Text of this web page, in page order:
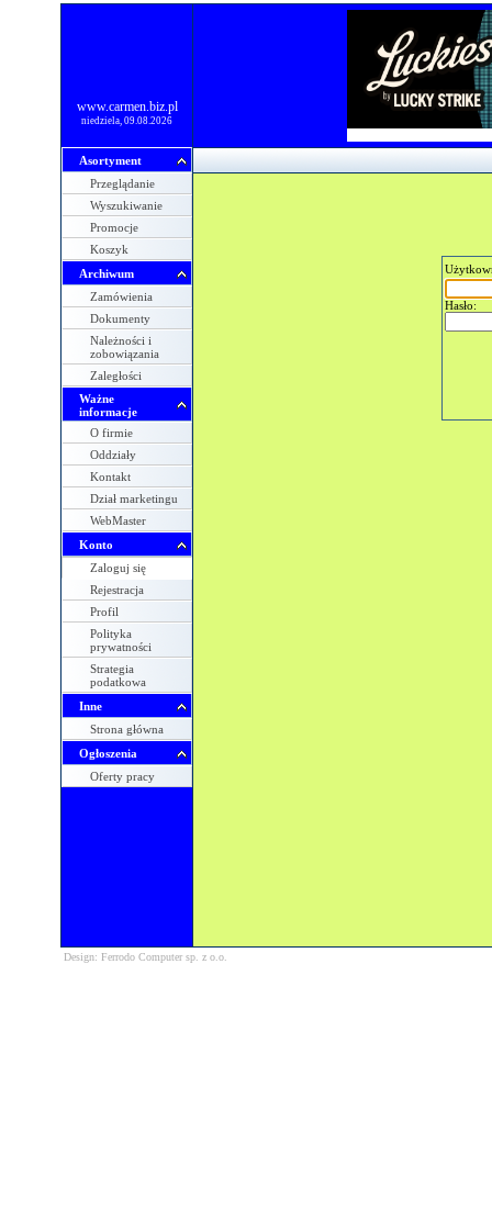
www.carmen.biz.pl
niedziela, 09.08.2026
Asortyment
Przeglądanie
Wyszukiwanie
Promocje
Koszyk
Archiwum
Zamówienia
Dokumenty
Należności i
zobowiązania
Zaległości
Ważne
informacje
O firmie
Oddziały
Kontakt
Dział marketingu
WebMaster
Konto
Zaloguj się
Rejestracja
Profil
Polityka
prywatności
Strategia
podatkowa
Inne
Strona główna
Ogłoszenia
Oferty pracy
Hasło:
Design: Ferrodo Computer sp. z o.o.